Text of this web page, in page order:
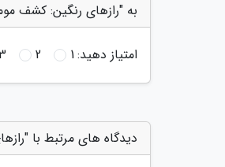
به "رازهای رنگین: کشف
امتیاز دهید:1
2
دیدگاه های مرتبط با